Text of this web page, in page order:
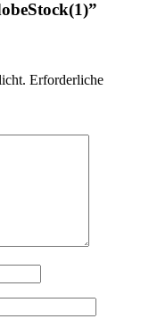
”
Erforderliche